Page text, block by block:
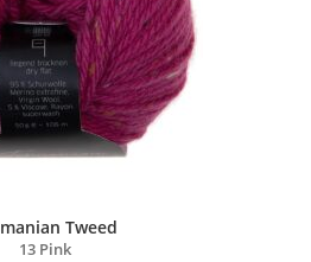
Tweed
13 Pink